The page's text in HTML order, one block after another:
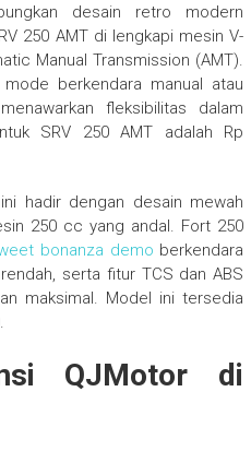
desain retro modern
250 AMT di lengkapi mesin V-
Manual Transmission (AMT).
berkendara manual atau
fleksibilitas dalam
SRV 250 AMT adalah Rp
hadir dengan desain mewah
250 cc yang andal. Fort 250
bonanza demo berkendara
serta fitur TCS dan ABS
maksimal. Model ini tersedia
QJMotor di